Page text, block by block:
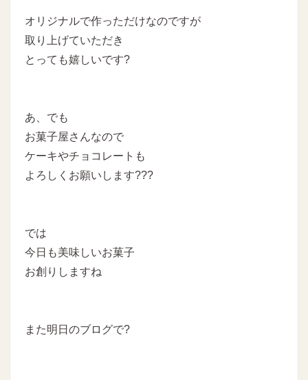
オリジナルで作っただけなのですが
取り上げていただき
とっても嬉しいです?
あ、でも
お菓子屋さんなので
ケーキやチョコレートも
よろしくお願いします???
では
今日も美味しいお菓子
お創りしますね
また明日のブログで?